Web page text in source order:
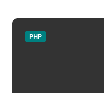
PHP